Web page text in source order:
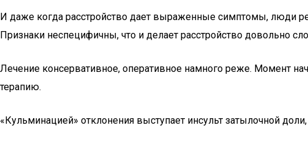
И даже когда расстройство дает выраженные симптомы, люди
Признаки неспецифичны, что и делает расстройство довольно
Лечение консервативное, оперативное намного реже. Момент
терапию.
«Кульминацией» отклонения выступает инсульт затылочной